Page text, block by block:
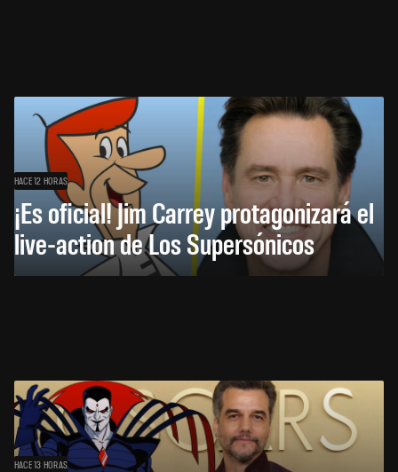
HACE 12 HORAS
¡Es oficial! Jim Carrey protagonizará el
live-action de Los Supersónicos
HACE 13 HORAS